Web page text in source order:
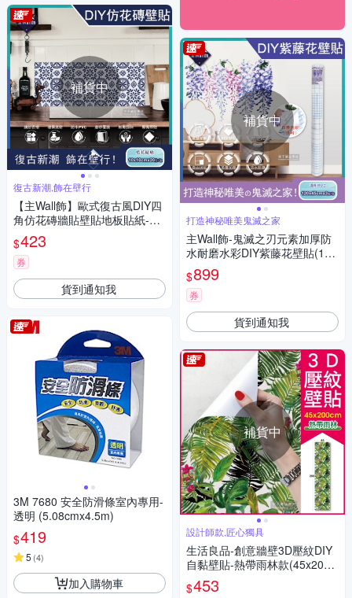
補貨中
復古新潮,飾在壁行
【主Wall飾】歐式復古風DIY四
角仿花磚牆貼壁貼地板貼紙-藍
花綻放款(10x10cm每套20片
防水即撕即貼)
$423
券
貨到通知我
3M 7680 安全防滑條室內專用-
透明 (5.08cmx4.5m)
$419
5 (4)
加入購物車
補貨中
打造神秘唯美鬼滅之家
主Wall飾-鬼滅之刃元素加厚防
水耐磨水彩DIY紫藤花壁貼(120
×45cm×3張/卷)
$899
券
貨到通知我
補貨中
設計師款,匠心獨具
生活良品-創意牆壁3D壓紋DIY
自黏壁貼-熱帶雨林款(45x200c
m長軸版)
$453